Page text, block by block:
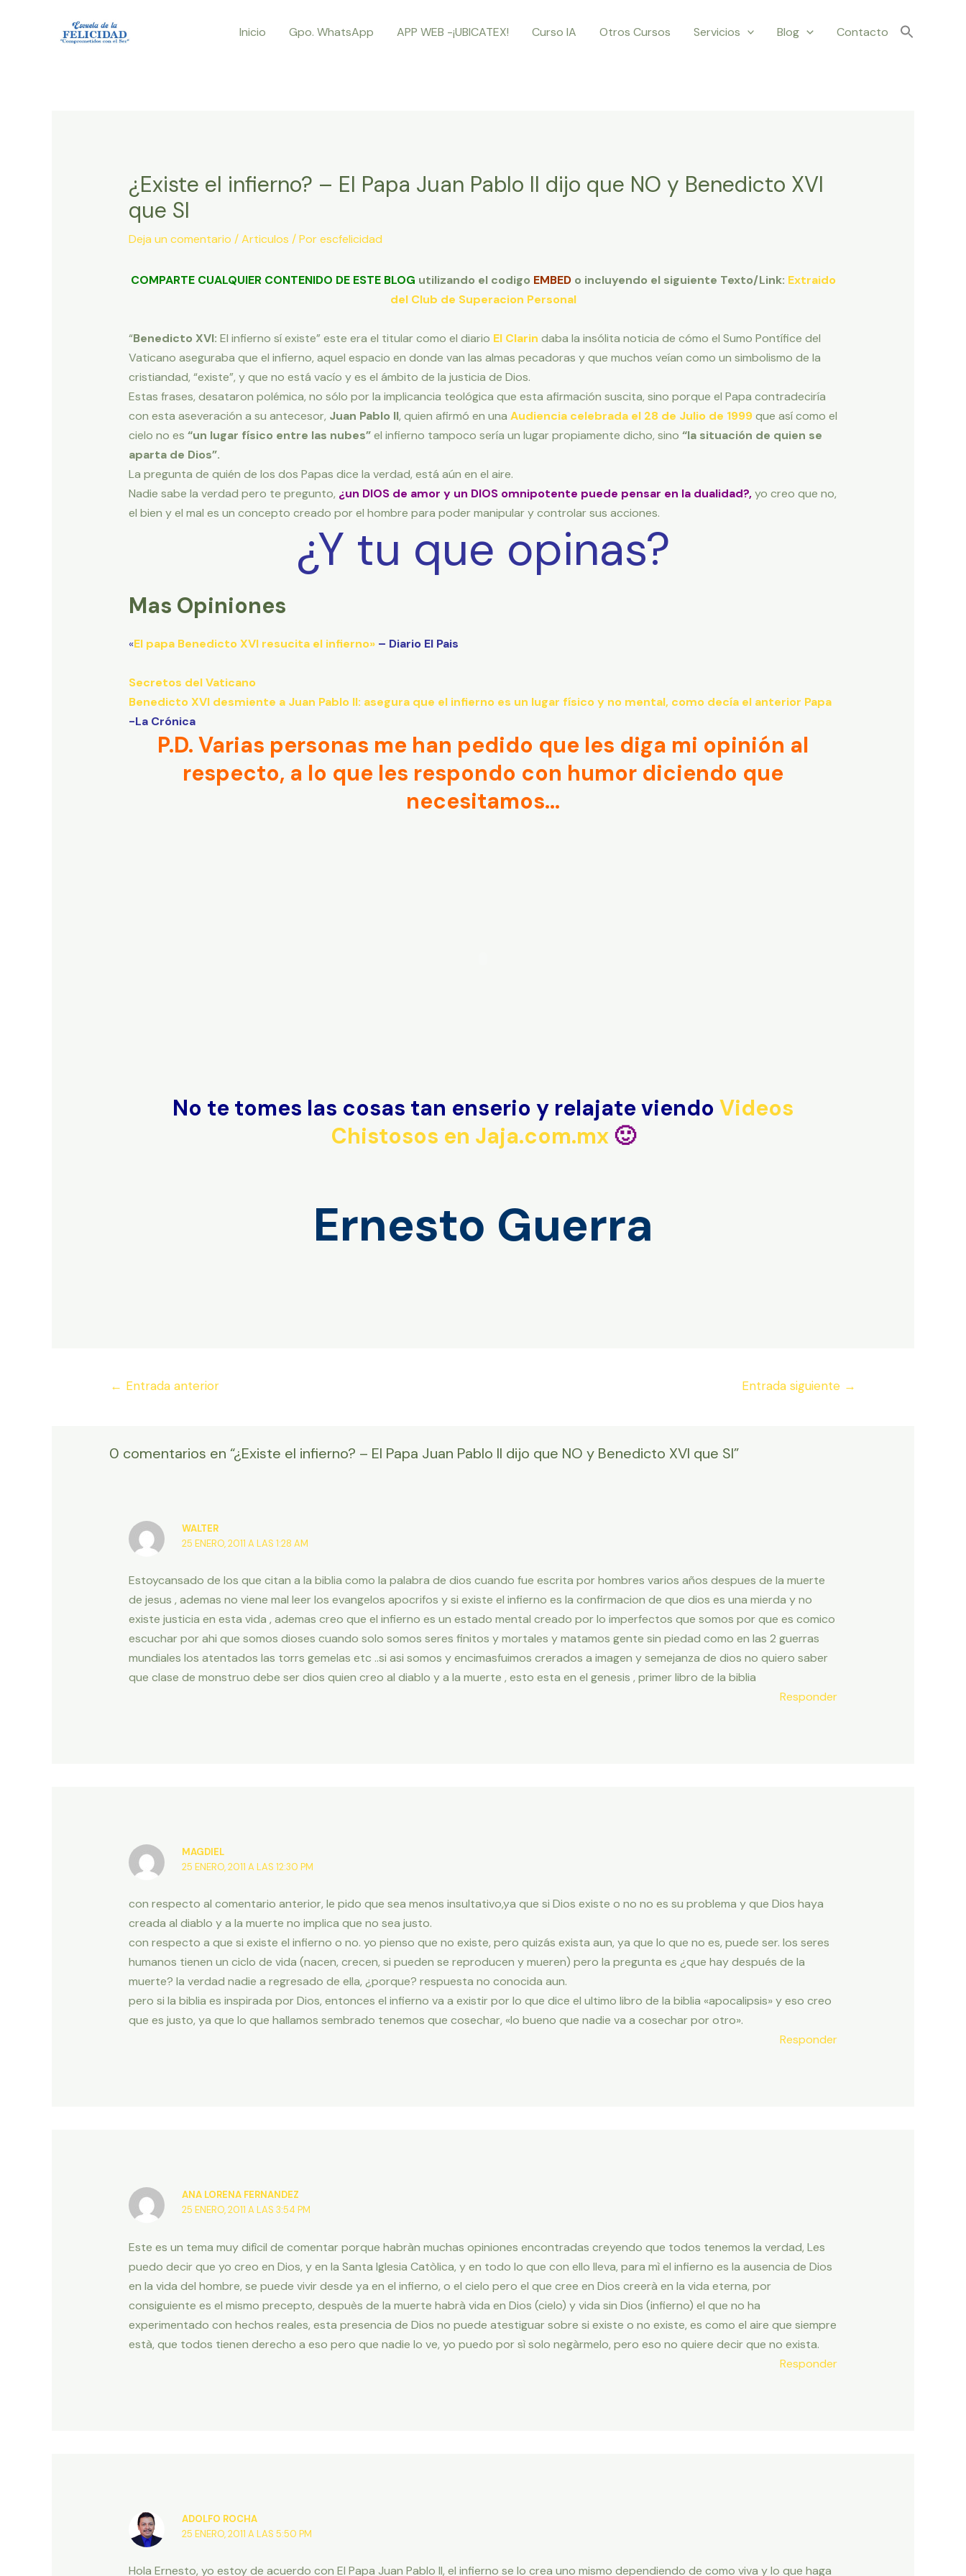
Inicio Gpo. WhatsApp APP WEB -¡UBICATEX! Curso IA Otros Cursos Servicios Blog Contacto
¿Existe el infierno? – El Papa Juan Pablo II dijo que NO y Benedicto XVI
que SI
Deja un comentario /Articulos / Porescfelicidad
COMPARTE CUALQUIER CONTENIDO DE ESTE BLOG utilizando el codigo EMBED o incluyendo el siguiente Texto/Link: Extraido
del Club de Superacion Personal
“Benedicto XVI: El infierno sí existe” este era el titular como el diario El Clarin daba la insólita noticia de cómo el Sumo Pontífice del
Vaticano aseguraba que el infierno, aquel espacio en donde van las almas pecadoras y que muchos veían como un simbolismo de la
cristiandad, “existe”, y que no está vacío y es el ámbito de la justicia de Dios.
Estas frases, desataron polémica, no sólo por la implicancia teológica que esta afirmación suscita, sino porque el Papa contradeciría
con esta aseveración a su antecesor, Juan Pablo II, quien afirmó en una Audiencia celebrada el 28 de Julio de 1999que así como el
cielo no es “un lugar físico entre las nubes”el infierno tampoco sería un lugar propiamente dicho, sino “la situación de quien se
aparta de Dios”.
La pregunta de quién de los dos Papas dice la verdad, está aún en el aire.
Nadie sabe la verdad pero te pregunto, ¿un DIOS de amor y un DIOS omnipotente puede pensar en la dualidad?,yo creo que no,
el bien y el mal es un concepto creado por el hombre para poder manipular y controlar sus acciones.
¿Y tu que opinas?
Mas Opiniones
«El papa Benedicto XVI resucita el infierno»– Diario El Pais
Secretos del Vaticano
Benedicto XVI desmiente a Juan Pablo II: asegura que el infierno es un lugar físico y no mental, como decía el anterior Papa
-La Crónica
P.D. Varias personas me han pedido que les diga mi opinión al
respecto, a lo que les respondo con humor diciendo que
necesitamos…
No te tomes las cosas tan enserio y relajate viendo Videos
Chistosos en Jaja.com.mx🙂
Ernesto Guerra
Navegación
← Entrada anterior Entrada siguiente →
0 comentarios en “¿Existe el infierno? – El Papa Juan Pablo II dijo que NO y Benedicto XVI que SI”
WALTER
25 ENERO, 2011 A LAS 1:28 AM
Estoycansado de los que citan a la biblia como la palabra de dios cuando fue escrita por hombres varios años despues de la muerte
de jesus , ademas no viene mal leer los evangelos apocrifos y si existe el infierno es la confirmacion de que dios es una mierda y no
existe justicia en esta vida , ademas creo que el infierno es un estado mental creado por lo imperfectos que somos por que es comico
escuchar por ahi que somos dioses cuando solo somos seres finitos y mortales y matamos gente sin piedad como en las 2 guerras
mundiales los atentados las torrs gemelas etc ..si asi somos y encimasfuimos crerados a imagen y semejanza de dios no quiero saber
que clase de monstruo debe ser dios quien creo al diablo y a la muerte , esto esta en el genesis , primer libro de la biblia
Responder
MAGDIEL
25 ENERO, 2011 A LAS 12:30 PM
con respecto al comentario anterior, le pido que sea menos insultativo,ya que si Dios existe o no no es su problema y que Dios haya
creada al diablo y a la muerte no implica que no sea justo.
con respecto a que si existe el infierno o no. yo pienso que no existe, pero quizás exista aun, ya que lo que no es, puede ser. los seres
humanos tienen un ciclo de vida (nacen, crecen, si pueden se reproducen y mueren) pero la pregunta es ¿que hay después de la
muerte? la verdad nadie a regresado de ella, ¿porque? respuesta no conocida aun.
pero si la biblia es inspirada por Dios, entonces el infierno va a existir por lo que dice el ultimo libro de la biblia «apocalipsis» y eso creo
que es justo, ya que lo que hallamos sembrado tenemos que cosechar, «lo bueno que nadie va a cosechar por otro».
Responder
ANA LORENA FERNANDEZ
25 ENERO, 2011 A LAS 3:54 PM
Este es un tema muy difìcil de comentar porque habràn muchas opiniones encontradas creyendo que todos tenemos la verdad, Les
puedo decir que yo creo en Dios, y en la Santa Iglesia Catòlica, y en todo lo que con ello lleva, para mì el infierno es la ausencia de Dios
en la vida del hombre, se puede vivir desde ya en el infierno, o el cielo pero el que cree en Dios creerà en la vida eterna, por
consiguiente es el mismo precepto, despuès de la muerte habrà vida en Dios (cielo) y vida sin Dios (infierno) el que no ha
experimentado con hechos reales, esta presencia de Dios no puede atestiguar sobre si existe o no existe, es como el aire que siempre
està, que todos tienen derecho a eso pero que nadie lo ve, yo puedo por sì solo negàrmelo, pero eso no quiere decir que no exista.
Responder
ADOLFO ROCHA
25 ENERO, 2011 A LAS 5:50 PM
Hola Ernesto, yo estoy de acuerdo con El Papa Juan Pablo II, el infierno se lo crea uno mismo dependiendo de como viva y lo que haga